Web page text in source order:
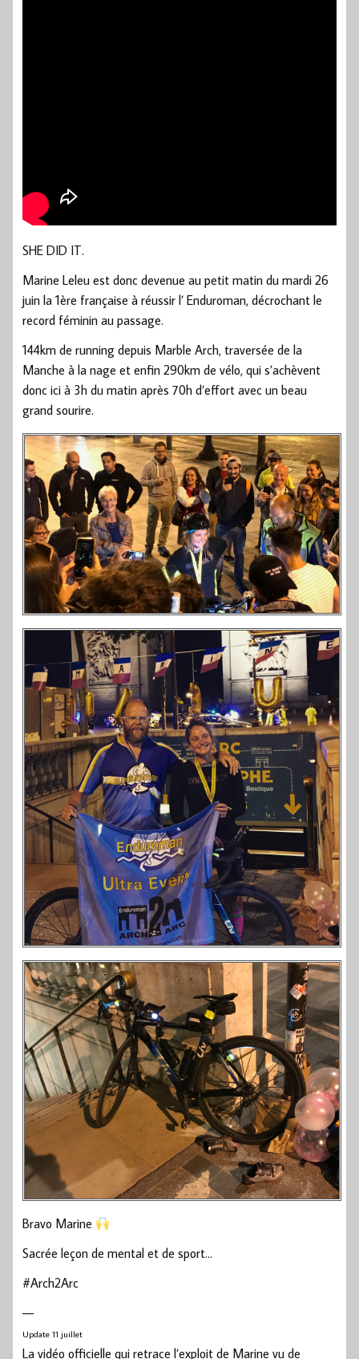
SHE DID IT.
Marine Leleu est donc devenue au petit matin du mardi 26
juin la 1ère française à réussir l’ Enduroman, décrochant le
record féminin au passage.
144km de running depuis Marble Arch, traversée de la
Manche à la nage et enfin 290km de vélo, qui s’achèvent
donc ici à 3h du matin après 70h d’effort avec un beau
grand sourire.
Bravo Marine
Sacrée leçon de mental et de sport…
#Arch2Arc
—
Update 11 juillet
La vidéo officielle qui retrace l’exploit de Marine vu de